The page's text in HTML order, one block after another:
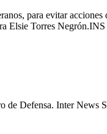
para evitar
Elsie Torres Negrón.INS
de Defensa. Inter News